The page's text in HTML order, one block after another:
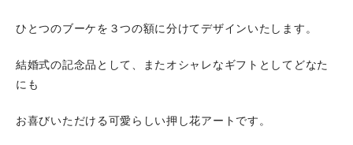
ひとつのブーケを３つの額に分けてデザインいたします。
結婚式の記念品として、またオシャレなギフトとしてどなた
にも
お喜びいただける可愛らしい押し花アートです。